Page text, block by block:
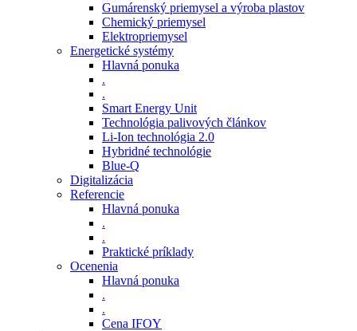
Gumárenský priemysel a výroba plastov
Chemický priemysel
Elektropriemysel
Energetické systémy
Hlavná ponuka
.
.
Smart Energy Unit
Technológia palivových článkov
Li-Ion technológia 2.0
Hybridné technológie
Blue-Q
Digitalizácia
Referencie
Hlavná ponuka
.
.
Praktické príklady
Ocenenia
Hlavná ponuka
.
.
Cena IFOY